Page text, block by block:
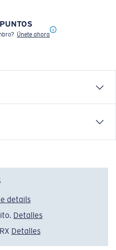
Únete ahora
Jetty Del Mar draws
comfort meets the coast.
details
Detalles
Detalles